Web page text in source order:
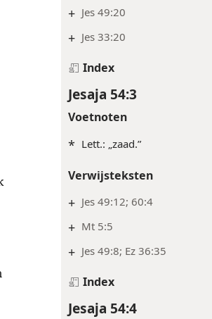
+ Jes 49:20
+ Jes 33:20
Index
Jesaja 54:3
Voetnoten
* Lett.: „zaad.”
Verwijsteksten
+ Jes 49:12; 60:4
+ Mt 5:5
+ Jes 49:8; Ez 36:35
Index
Jesaja 54:4